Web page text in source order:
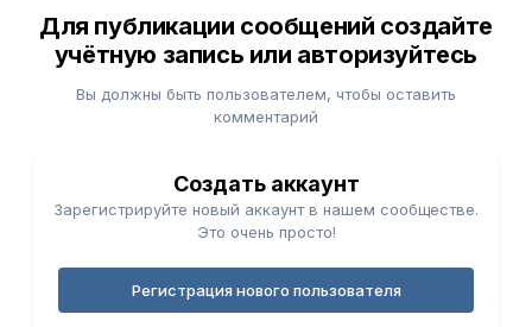
Для публикации сообщений создайте
учётную запись или авторизуйтесь
Вы должны быть пользователем, чтобы оставить
комментарий
Создать аккаунт
Зарегистрируйте новый аккаунт в нашем сообществе.
Это очень просто!
Регистрация нового пользователя